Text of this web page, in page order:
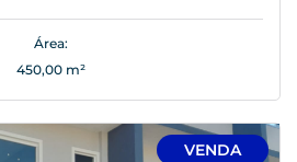
Área:
450,00 m²
VENDA